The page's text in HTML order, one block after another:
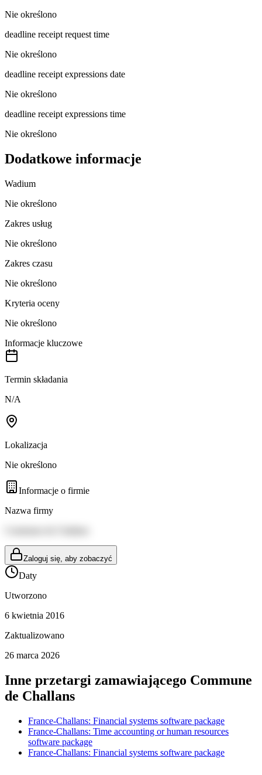
Nie określono
deadline receipt request time
Nie określono
deadline receipt expressions date
Nie określono
deadline receipt expressions time
Nie określono
Dodatkowe informacje
Wadium
Nie określono
Zakres usług
Nie określono
Zakres czasu
Nie określono
Kryteria oceny
Nie określono
Informacje kluczowe
Termin składania
N/A
Lokalizacja
Nie określono
Informacje o firmie
Nazwa firmy
Zaloguj się, aby zobaczyć
Daty
Utworzono
6 kwietnia 2016
Zaktualizowano
26 marca 2026
Inne przetargi zamawiającego Commune
de Challans
France-Challans: Financial systems software package
France-Challans: Time accounting or human resources
software package
France-Challans: Financial systems software package